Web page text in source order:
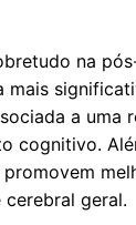
na
mais
a uma
cognitivo.
cerebral geral.